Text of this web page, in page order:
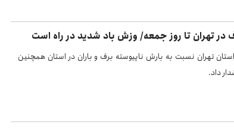
در تهران تا روز جمعه/ وزش باد شدید در راه است
تهران نسبت به بارش ناپیوسته برف و باران در استان همچنین
داد.